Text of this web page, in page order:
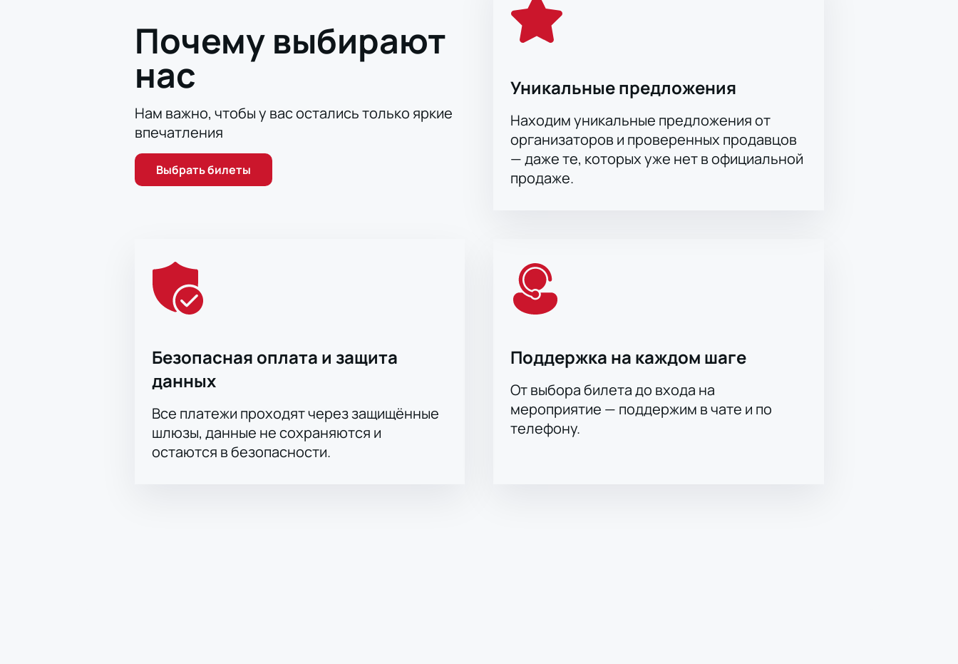
Почему выбирают
нас
Нам важно, чтобы у вас остались только яркие
впечатления
Выбрать билеты
Уникальные предложения
Находим уникальные предложения от
организаторов и проверенных продавцов
— даже те, которых уже нет в официальной
продаже.
Безопасная оплата и защита
данных
Все платежи проходят через защищённые
шлюзы, данные не сохраняются и
остаются в безопасности.
Поддержка на каждом шаге
От выбора билета до входа на
мероприятие — поддержим в чате и по
телефону.